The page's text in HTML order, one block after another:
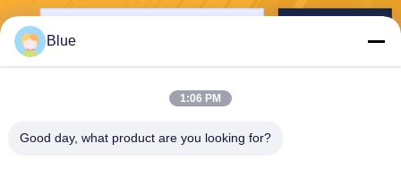
Blue
1:06 PM
Good day, what product are you looking for?